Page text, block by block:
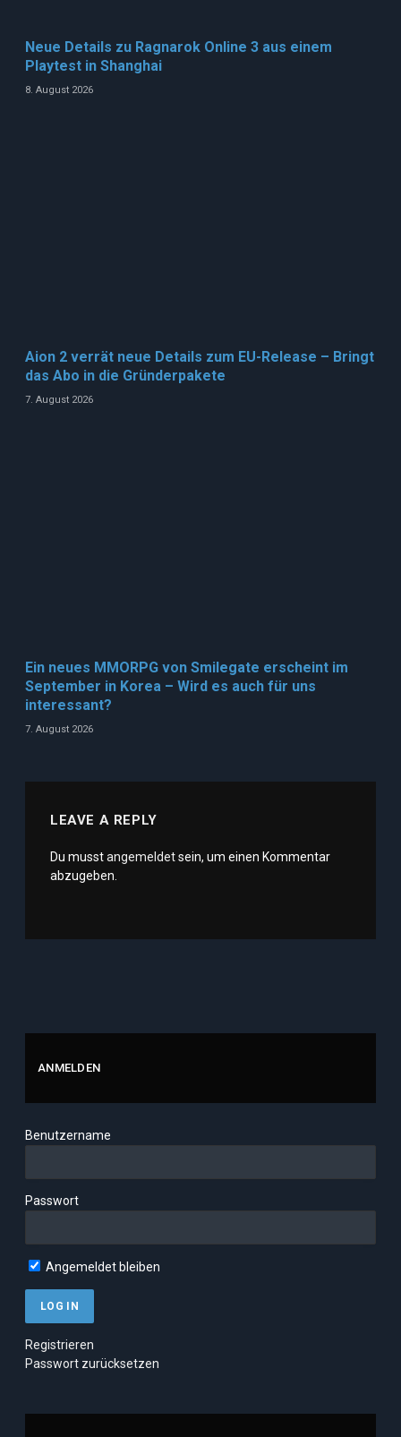
Neue Details zu Ragnarok Online 3 aus einem
Playtest in Shanghai
8. August 2026
Aion 2 verrät neue Details zum EU-Release – Bringt
das Abo in die Gründerpakete
7. August 2026
Ein neues MMORPG von Smilegate erscheint im
September in Korea – Wird es auch für uns
interessant?
7. August 2026
LEAVE A REPLY
Du musstangemeldetsein, um einen Kommentar
abzugeben.
ANMELDEN
Benutzername
Passwort
Angemeldet bleiben
Registrieren
Passwort zurücksetzen